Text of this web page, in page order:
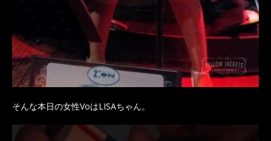
そんな本日の女性VoはLISAちゃん。